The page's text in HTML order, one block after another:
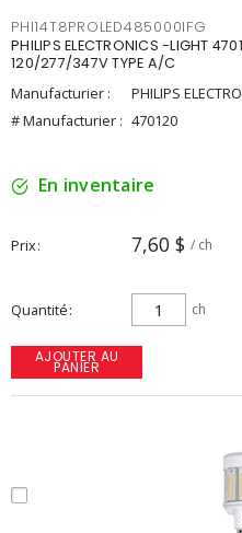
PHI14T8PROLED485000IFG
PHILIPS ELECTRONICS -LIGHT
120/277/347V TYPE A/C
Manufacturier :
PHILIPS
# Manufacturier : 470120
En inventaire
Prix 7,60 $ / ch
Quantité ch
AJOUTER AU
PANIER